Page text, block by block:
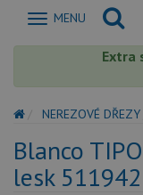
Zobrazit
MENU
Extra
NEREZOVÉ DŘEZY
Blanco
lesk 511942